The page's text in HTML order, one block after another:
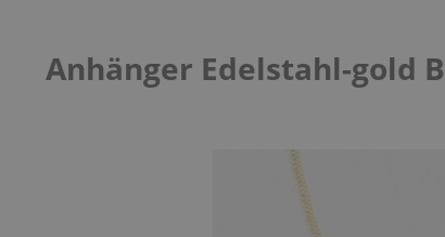
Anhänger Edelstahl-gold